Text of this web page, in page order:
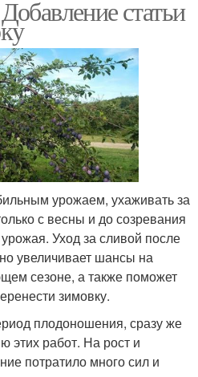
статьи
урожаем, ухаживать за
с весны и до созревания
Уход за сливой после
увеличивает шансы на
сезоне, а также поможет
зимовку.
плодоношения, сразу же
этих работ. На рост и
потратило много сил и